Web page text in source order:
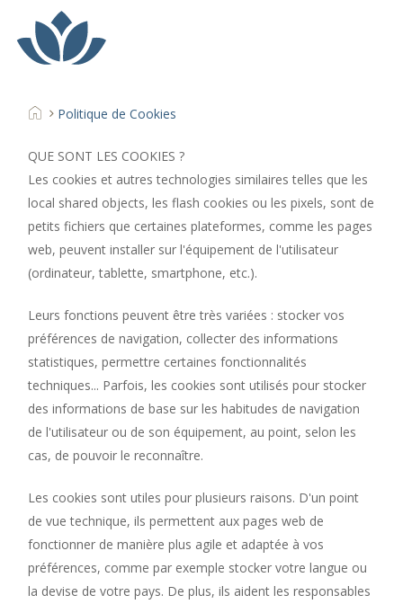
main
Politique de Cookies
QUE SONT LES COOKIES ?
Les cookies et autres technologies similaires telles que les
local shared objects, les flash cookies ou les pixels, sont de
petits fichiers que certaines plateformes, comme les pages
web, peuvent installer sur l'équipement de l'utilisateur
(ordinateur, tablette, smartphone, etc.).
Leurs fonctions peuvent être très variées : stocker vos
préférences de navigation, collecter des informations
statistiques, permettre certaines fonctionnalités
techniques... Parfois, les cookies sont utilisés pour stocker
des informations de base sur les habitudes de navigation
de l'utilisateur ou de son équipement, au point, selon les
cas, de pouvoir le reconnaître.
Les cookies sont utiles pour plusieurs raisons. D'un point
de vue technique, ils permettent aux pages web de
fonctionner de manière plus agile et adaptée à vos
préférences, comme par exemple stocker votre langue ou
la devise de votre pays. De plus, ils aident les responsables